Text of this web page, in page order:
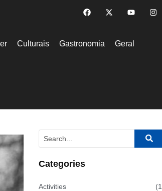
Culturais Gastronomia Geral
Categories
Activities